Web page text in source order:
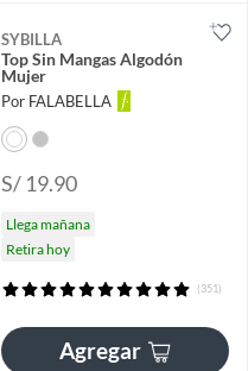
SYBILLA
Top Sin Mangas Algodón
Mujer
Por FALABELLA
S/ 19.90
Llega mañana
Retira hoy
(351)
Agregar